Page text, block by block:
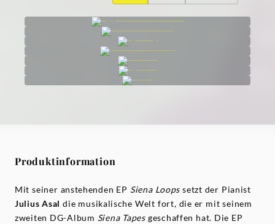
Produktinformation
Mit seiner anstehenden EP Siena Loops setzt der Pianist
Julius Asaldie musikalische Welt fort, die er mit seinem
zweiten DG-Album Siena Tapes geschaffen hat. Die EP